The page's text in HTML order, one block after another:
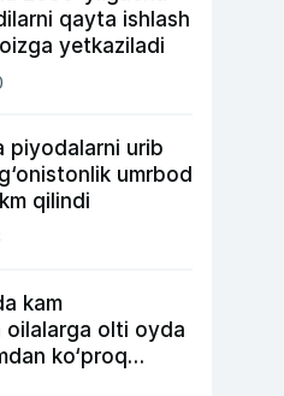
qayta ishlash
yetkaziladi
piyodalarni urib
umrbod
qilindi
kam
oilalarga olti oyda
ko‘proq
to‘lab berildi